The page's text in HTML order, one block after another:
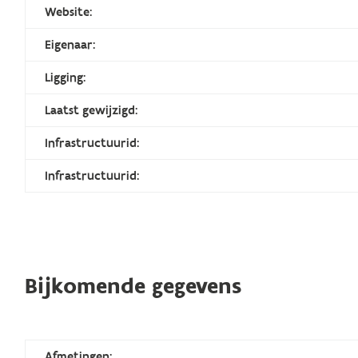
Website:
Eigenaar:
Ligging:
Laatst gewijzigd:
Infrastructuurid:
Infrastructuurid:
Bijkomende gegevens